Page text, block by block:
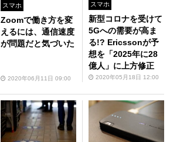
スマホ
Zoomで働き方を変
えるには、通信速度
が問題だと気づいた
2020年06月11日 09:00
スマホ
新型コロナを受けて
5Gへの需要が高ま
る!? Ericssonが予
想を「2025年に28
億人」に上方修正
2020年05月18日 12:00